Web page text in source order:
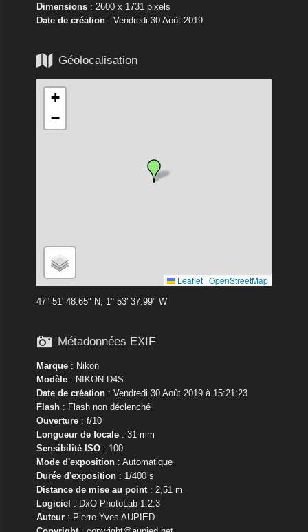
Dimensions: 2600 x 1731 pixels
Date de création: Vendredi 30 Août 2019
 Géolocalisation
+
−
Leaflet | OpenStreetMap
47° 51' 48.65" N, 1° 53' 37.99" W
 Métadonnées EXIF
Marque: Nikon
Modèle: NIKON D4S
Date de création: Vendredi 30 Août 2019 à 15:21:23
Flash: Flash non déclenché
Ouverture: f/10
Longueur de focale: 31 mm
Sensibilité ISO: 100
Mode d'exposition: Automatique
Durée d'exposition: 1/400 s
Distance de mise au point: 2,51 m
Logiciel : DxO PhotoLab 1.2.3
Auteur: Pierre-Yves AUPIED